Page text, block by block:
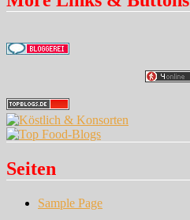
Seiten
Sample Page